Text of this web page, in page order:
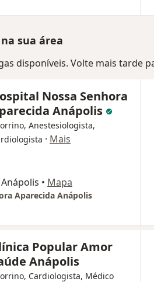
sua área
disponíveis. Volte mais tarde
Nossa Senhora
Anápolis
Anestesiologista,
· Mais
• Mapa
Aparecida Anápolis
Popular Amor
Anápolis
Cardiologista, Médico